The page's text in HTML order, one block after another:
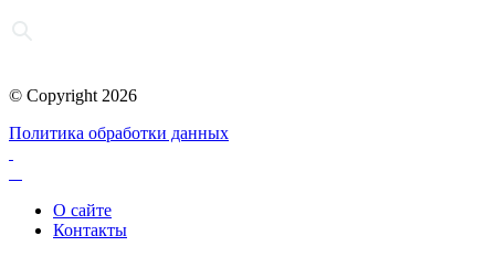
© Copyright 2026
Политика обработки данных
О сайте
Контакты